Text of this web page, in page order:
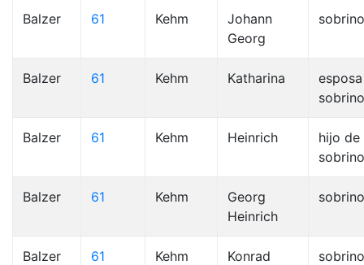
Balzer 61 Kehm
Johann
Georg
sobrino
Balzer 61 Kehm Katharina
sobrino
Balzer 61 Kehm Heinrich
hijo de
Balzer 61 Kehm
Georg
Heinrich
sobrino
Balzer 61 Kehm Konrad sobrino